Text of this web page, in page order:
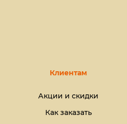
Клиентам
Акции и скидки
Как заказать